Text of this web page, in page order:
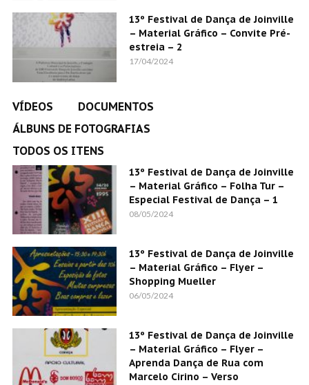
13º Festival de Dança de Joinville
– Material Gráfico – Convite Pré-
estreia – 2
17/04/2024
VÍDEOS
DOCUMENTOS
ÁLBUNS DE FOTOGRAFIAS
TODOS OS ITENS
13º Festival de Dança de Joinville
– Material Gráfico – Folha Tur –
Especial Festival de Dança – 1
08/05/2024
13º Festival de Dança de Joinville
– Material Gráfico – Flyer –
Shopping Mueller
06/05/2024
13º Festival de Dança de Joinville
– Material Gráfico – Flyer –
Aprenda Dança de Rua com
Marcelo Cirino – Verso